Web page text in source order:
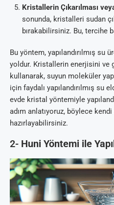
Kristallerin Çıkarılması
sonunda, kristalleri sudan
bırakabilirsiniz. Bu, tercihe
Bu yöntem, yapılandırılmış
yoldur. Kristallerin enerjisini ve
kullanarak, suyun moleküler
için faydalı yapılandırılmış su
evde kristal yöntemiyle
adım anlatıyoruz, böylece
hazırlayabilirsiniz.
2- Huni Yöntemi ile